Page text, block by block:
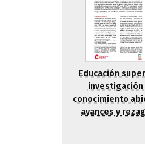
Educación
investigación
conocimiento
avances y